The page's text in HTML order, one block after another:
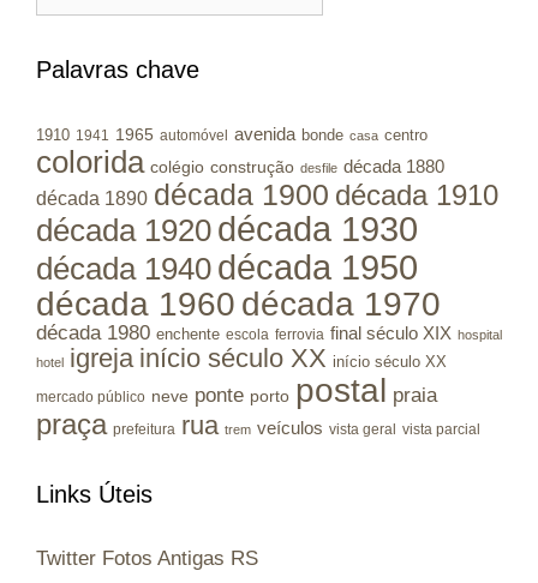
Municípios
Palavras chave
1910 1941 1965 automóvel avenida bonde casa centro
colorida colégio construção desfile década 1880
década 1890 década 1900 década 1910
década 1920 década 1930
década 1940 década 1950
década 1960 década 1970
década 1980 enchente escola ferrovia final século XIX hospital
hotel igreja início século XX início século XX
mercado público neve ponte porto postal praia
praça prefeitura rua trem veículos vista geral vista parcial
Links Úteis
Twitter Fotos Antigas RS